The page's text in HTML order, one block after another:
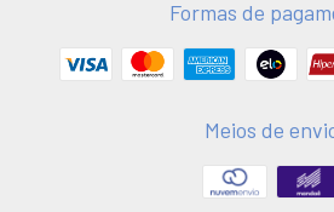
Formas de
Meios de